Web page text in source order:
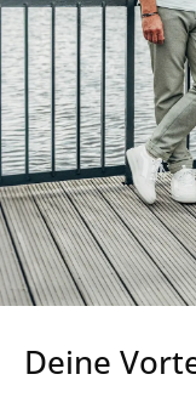
Deine